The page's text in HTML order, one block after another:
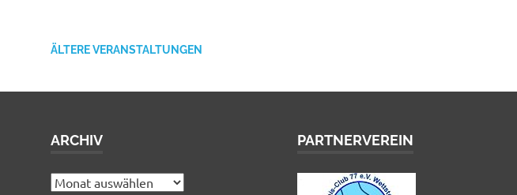
ÄLTERE VERANSTALTUNGEN
ARCHIV
Archiv
PARTNERVEREIN